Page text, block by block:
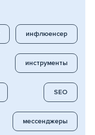
инфлюенсер
инструменты
SEO
мессенджеры